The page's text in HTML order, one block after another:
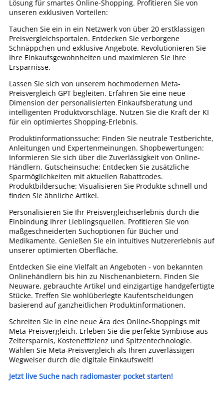
Lösung für smartes Online-Shopping. Profitieren Sie von
unseren exklusiven Vorteilen:
Tauchen Sie ein in ein Netzwerk von über 20 erstklassigen
Preisvergleichsportalen. Entdecken Sie verborgene
Schnäppchen und exklusive Angebote. Revolutionieren Sie
Ihre Einkaufsgewohnheiten und maximieren Sie Ihre
Ersparnisse.
Lassen Sie sich von unserem hochmodernen Meta-
Preisvergleich GPT begleiten. Erfahren Sie eine neue
Dimension der personalisierten Einkaufsberatung und
intelligenten Produktvorschläge. Nutzen Sie die Kraft der KI
für ein optimiertes Shopping-Erlebnis.
Produktinformationssuche: Finden Sie neutrale Testberichte,
Anleitungen und Expertenmeinungen. Shopbewertungen:
Informieren Sie sich über die Zuverlässigkeit von Online-
Händlern. Gutscheinsuche: Entdecken Sie zusätzliche
Sparmöglichkeiten mit aktuellen Rabattcodes.
Produktbildersuche: Visualisieren Sie Produkte schnell und
finden Sie ähnliche Artikel.
Personalisieren Sie Ihr Preisvergleichserlebnis durch die
Einbindung Ihrer Lieblingsquellen. Profitieren Sie von
maßgeschneiderten Suchoptionen für Bücher und
Medikamente. Genießen Sie ein intuitives Nutzererlebnis auf
unserer optimierten Oberfläche.
Entdecken Sie eine Vielfalt an Angeboten - von bekannten
Onlinehändlern bis hin zu Nischenanbietern. Finden Sie
Neuware, gebrauchte Artikel und einzigartige handgefertigte
Stücke. Treffen Sie wohlüberlegte Kaufentscheidungen
basierend auf ganzheitlichen Produktinformationen.
Schreiten Sie in eine neue Ära des Online-Shoppings mit
Meta-Preisvergleich. Erleben Sie die perfekte Symbiose aus
Zeitersparnis, Kosteneffizienz und Spitzentechnologie.
Wählen Sie Meta-Preisvergleich als Ihren zuverlässigen
Wegweiser durch die digitale Einkaufswelt!
Jetzt live Suche nach radiomaster pocket starten!